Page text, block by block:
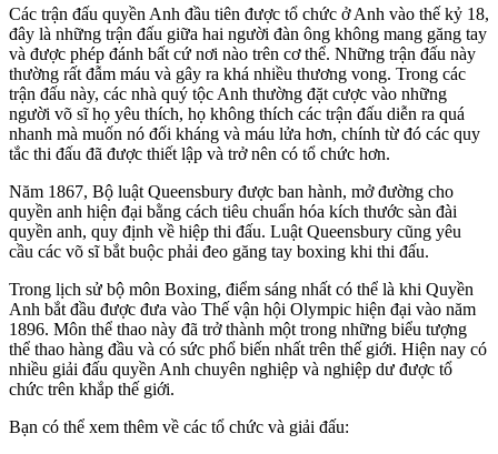
Các trận đấu quyền Anh đầu tiên được tổ chức ở Anh vào thế kỷ 18,
đây là những trận đấu giữa hai người đàn ông không mang găng tay
và được phép đánh bất cứ nơi nào trên cơ thể. Những trận đấu này
thường rất đẫm máu và gây ra khá nhiều thương vong. Trong các
trận đấu này, các nhà quý tộc Anh thường đặt cược vào những
người võ sĩ họ yêu thích, họ không thích các trận đấu diễn ra quá
nhanh mà muốn nó đối kháng và máu lửa hơn, chính từ đó các quy
tắc thi đấu đã được thiết lập và trở nên có tổ chức hơn.
Năm 1867, Bộ luật Queensbury được ban hành, mở đường cho
quyền anh hiện đại bằng cách tiêu chuẩn hóa kích thước sàn đài
quyền anh, quy định về hiệp thi đấu. Luật Queensbury cũng yêu
cầu các võ sĩ bắt buộc phải đeo găng tay boxing khi thi đấu.
Trong lịch sử bộ môn Boxing, điểm sáng nhất có thể là khi Quyền
Anh bắt đầu được đưa vào Thế vận hội Olympic hiện đại vào năm
1896. Môn thể thao này đã trở thành một trong những biểu tượng
thể thao hàng đầu và có sức phổ biến nhất trên thế giới. Hiện nay có
nhiều giải đấu quyền Anh chuyên nghiệp và nghiệp dư được tổ
chức trên khắp thế giới.
Bạn có thể xem thêm về các tổ chức và giải đấu: